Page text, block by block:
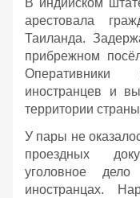
В индийском
арестовала
Таиланда.
прибрежном
иностранцев и
территории
У пары не
проездных
уголовное
иностранцах.